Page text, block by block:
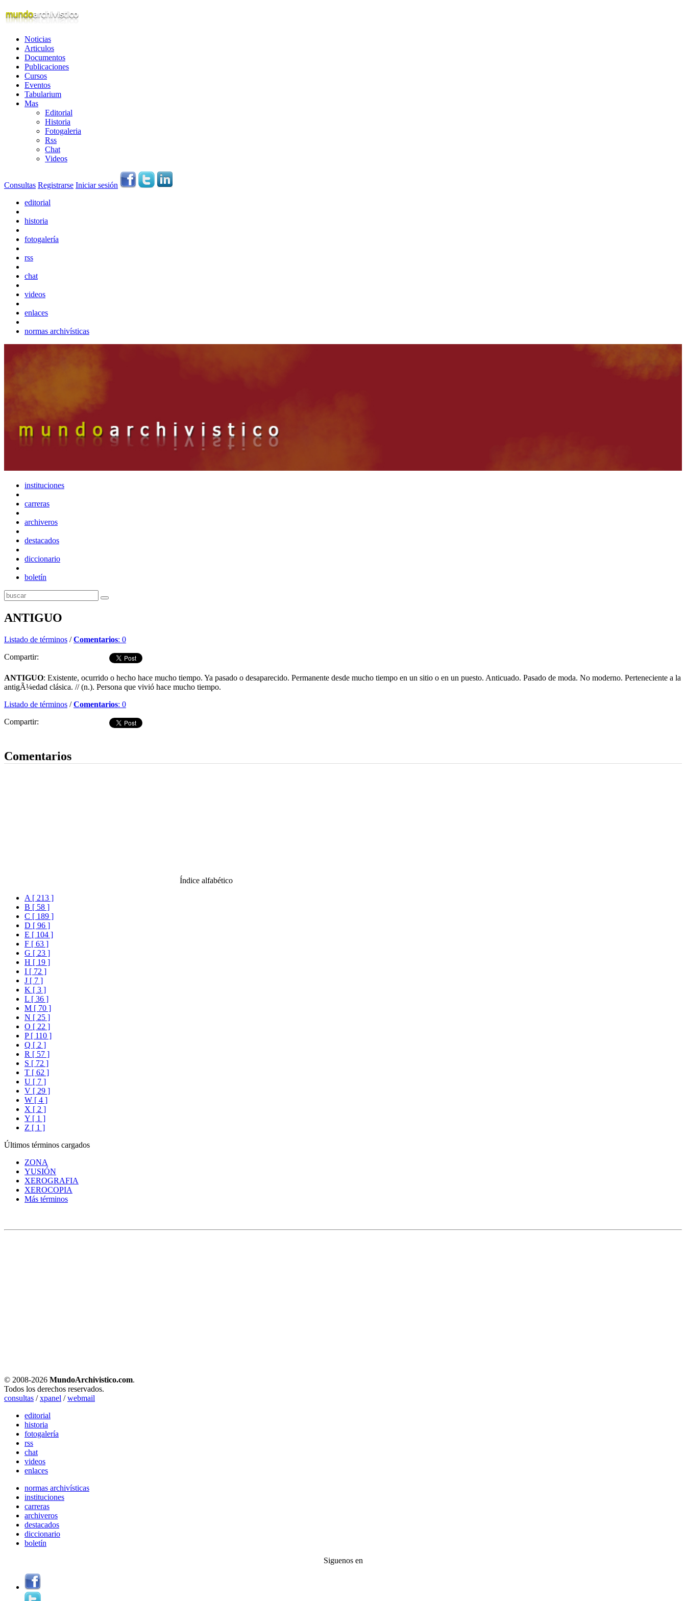
Noticias
Articulos
Documentos
Publicaciones
Cursos
Eventos
Tabularium
Mas
Editorial
Historia
Fotogaleria
Rss
Chat
Videos
Consultas Registrarse Iniciar sesión
editorial
historia
fotogalería
rss
chat
videos
enlaces
normas archivísticas
instituciones
carreras
archiveros
destacados
diccionario
boletín
ANTIGUO
Listado de términos /Comentarios: 0
Compartir:
ANTIGUO: Existente, ocurrido o hecho hace mucho tiempo. Ya pasado o desaparecido. Permanente desde mucho tiempo en un sitio o en un puesto. Anticuado. Pasado de moda. No moderno. Perteneciente a la
antigÃ¼edad clásica. // (n.). Persona que vivió hace mucho tiempo.
Listado de términos /Comentarios: 0
Compartir:
Comentarios
Índice alfabético
A [ 213 ]
B [ 58 ]
C [ 189 ]
D [ 96 ]
E [ 104 ]
F [ 63 ]
G [ 23 ]
H [ 19 ]
I [ 72 ]
J [ 7 ]
K [ 3 ]
L [ 36 ]
M [ 70 ]
N [ 25 ]
O [ 22 ]
P [ 110 ]
Q [ 2 ]
R [ 57 ]
S [ 72 ]
T [ 62 ]
U [ 7 ]
V [ 29 ]
W [ 4 ]
X [ 2 ]
Y [ 1 ]
Z [ 1 ]
Últimos términos cargados
ZONA
YUSIÓN
XEROGRAFIA
XEROCOPIA
Más términos
© 2008-2026 MundoArchivistico.com.
Todos los derechos reservados.
consultas /xpanel /webmail
editorial
historia
fotogalería
rss
chat
videos
enlaces
normas archivísticas
instituciones
carreras
archiveros
destacados
diccionario
boletín
Siguenos en